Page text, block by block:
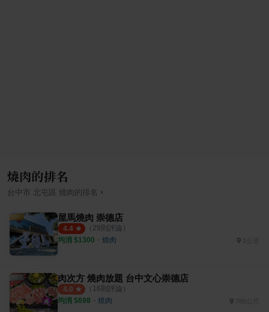
燒肉的排名
台中市 北屯區 燒肉的排名 ›
屋馬燒肉 崇德店
4.4 （ 29則評論）
均消 $1300 ・ 燒肉
肉次方 燒肉放題 台中文心崇德店
4.0 （ 16則評論）
均消 $698 ・ 燒肉